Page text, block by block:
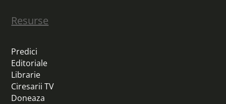
Resurse
Predici
Editoriale
Librarie
Ciresarii TV
Doneaza